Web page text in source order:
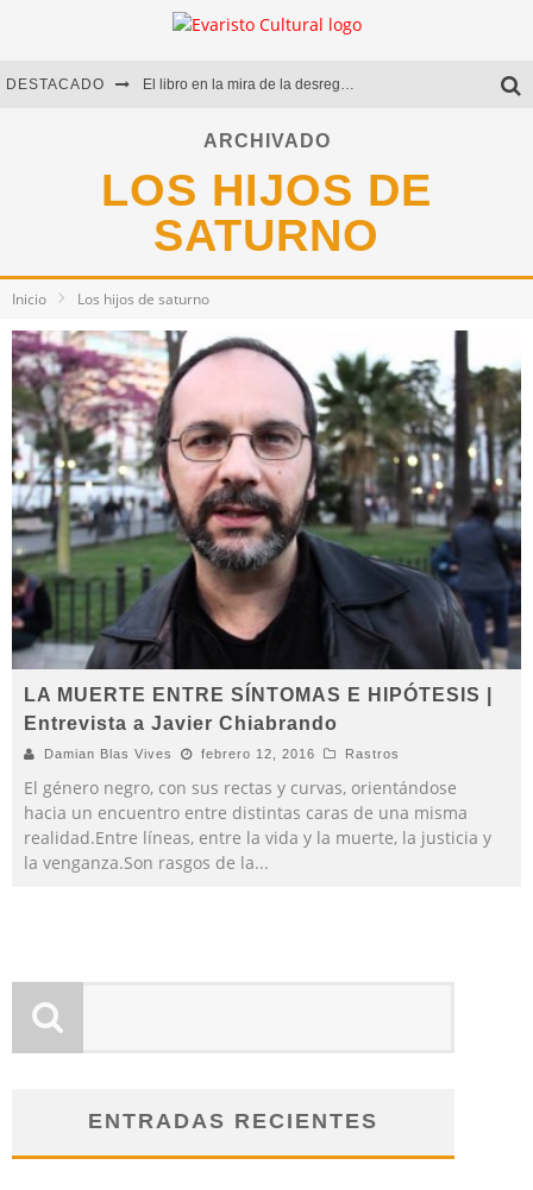
DESTACADO El libro en la mira de la desregulación
Marcelo Rubio | El llovedor
Diego Meret | Hotel Acapulco
Alejandra Correa | La nieve
ARCHIVADO
LOS HIJOS DE
SATURNO
Inicio Los hijos de saturno
LA MUERTE ENTRE SÍNTOMAS E HIPÓTESIS |
Entrevista a Javier Chiabrando
Damian Blas Vives febrero 12, 2016 Rastros
El género negro, con sus rectas y curvas, orientándose
hacia un encuentro entre distintas caras de una misma
realidad.Entre líneas, entre la vida y la muerte, la justicia y
la venganza.Son rasgos de la...
ENTRADAS RECIENTES